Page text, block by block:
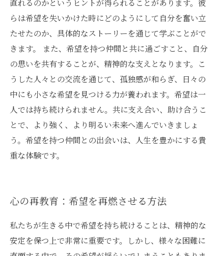
直れるのかというヒントが得られることがあります。彼
らは希望を失いかけた時にどのようにして自分を奮い立
たせたのか、具体的なストーリーを通じて学ぶことがで
きます。 また、希望を持つ仲間と共に過ごすこと、自分
の思いを共有することが、精神的な支えとなります。こ
うした人々との交流を通じて、孤独感が和らぎ、日々の
中にも小さな希望を見つける力が養われます。希望は一
人では持ち続けられません。共に支え合い、助け合うこ
とで、より強く、より明るい未来へ進んでいきましょ
う。希望を持つ仲間との出会いは、人生を豊かにする貴
重な体験です。
心の再教育：希望を再燃させる方法
私たちが生きる中で希望を持ち続けることは、精神的な
安定を保つ上で非常に重要です。しかし、様々な困難に